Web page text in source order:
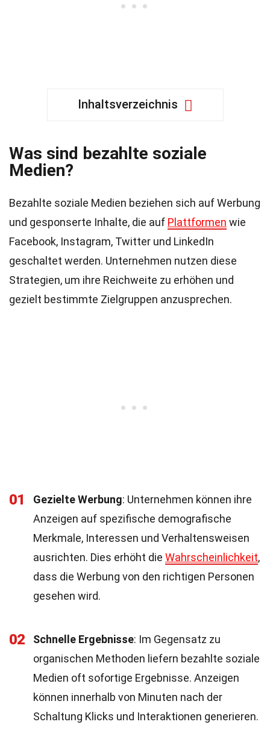
Inhaltsverzeichnis
Was sind bezahlte soziale
Medien?
Bezahlte soziale Medien beziehen sich auf Werbung
und gesponserte Inhalte, die auf Plattformen wie
Facebook, Instagram, Twitter und LinkedIn
geschaltet werden. Unternehmen nutzen diese
Strategien, um ihre Reichweite zu erhöhen und
gezielt bestimmte Zielgruppen anzusprechen.
01 Gezielte Werbung: Unternehmen können ihre
Anzeigen auf spezifische demografische
Merkmale, Interessen und Verhaltensweisen
ausrichten. Dies erhöht die Wahrscheinlichkeit,
dass die Werbung von den richtigen Personen
gesehen wird.
02 Schnelle Ergebnisse: Im Gegensatz zu
organischen Methoden liefern bezahlte soziale
Medien oft sofortige Ergebnisse. Anzeigen
können innerhalb von Minuten nach der
Schaltung Klicks und Interaktionen generieren.